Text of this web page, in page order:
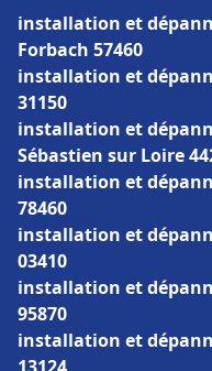
installation et
Forbach 57460
installation et
31150
installation et
Sébastien sur Loire
installation et
78460
installation et
03410
installation et
95870
installation et